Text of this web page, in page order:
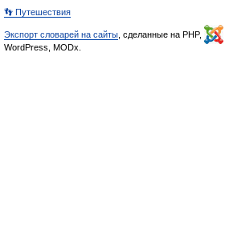
👣 Путешествия
Экспорт словарей на сайты , сделанные на PHP,
WordPress, MODx.